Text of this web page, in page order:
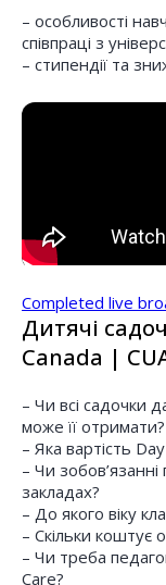
– особливості
співпраці з
– стипендії та
Completed live
Дитячі
Canada |
– Чи всі садочки
може її отримати?
– Яка вартість
– Чи
закладах?
– До якого віку
– Скільки коштує
– Чи треба
Care?